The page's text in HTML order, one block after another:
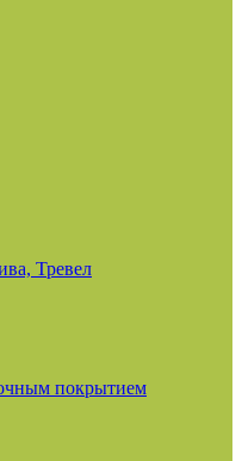
Тревел
покрытием